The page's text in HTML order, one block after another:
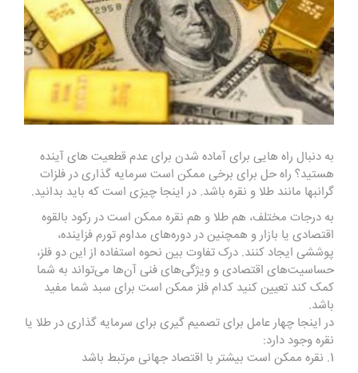
به دنبال راه هایی برای آماده شدن برای عدم قطعیت های آینده
هستید؟ راه حل برای برخی ممکن است سرمایه گذاری در فلزات
گرانبها مانند طلا و نقره باشد. در اینجا چیزی است که باید بدانید.
به درجات مختلف، هم طلا و هم نقره ممکن است در رکود بالقوه
اقتصادی یا بازار و همچنین در دوره‌های مداوم تورم فزاینده،
پوششی ایجاد کنند. درک تفاوت بین نحوه استفاده از این دو فلز،
حساسیت‌های اقتصادی و ویژگی‌های فنی آن‌ها می‌تواند به شما
کمک کند تعیین کنید کدام فلز ممکن است برای سبد شما مفید
باشد.
در اینجا چهار عامل برای تصمیم گیری برای سرمایه گذاری در طلا یا
نقرهوجود دارد:
1. نقره ممکن است بیشتر با اقتصاد جهانی مرتبط باشد